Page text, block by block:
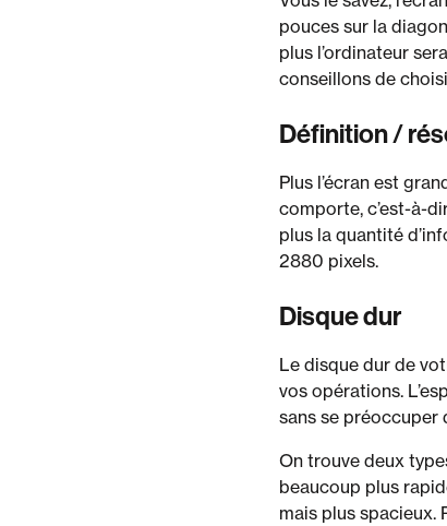
pouces sur la
plus l’ordinateur
conseillons de
Définition /
Plus l’écran est
comporte, c’est-à-
plus la quantité
2880 pixels.
Disque dur
Le disque dur de
vos opérations.
sans se préoccuper
On trouve deux
beaucoup plus
mais plus spacieux.